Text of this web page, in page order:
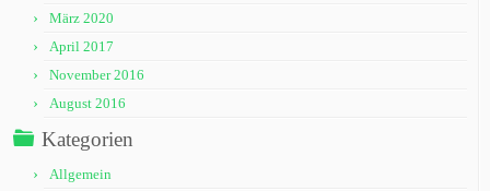
März 2020
April 2017
November 2016
August 2016
Kategorien
Allgemein